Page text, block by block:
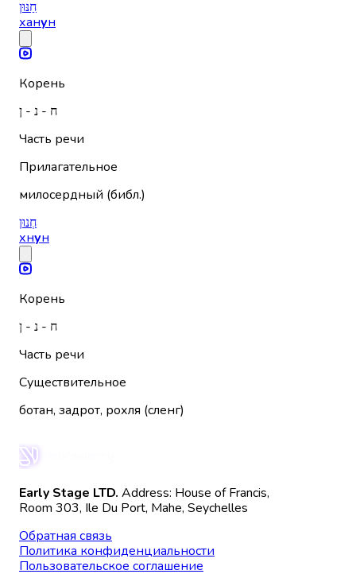
חַנּוּן
ханун
Корень
ח - נ - ן
Часть речи
Прилагательное
милосердный (библ.)
חְנוּן
хнун
Корень
ח - נ - ן
Часть речи
Существительное
ботан, задрот, рохля (сленг)
Early Stage LTD. Address: House of Francis,
Room 303, Ile Du Port, Mahe, Seychelles
Обратная связь
Политика конфиденциальности
Пользовательское соглашение